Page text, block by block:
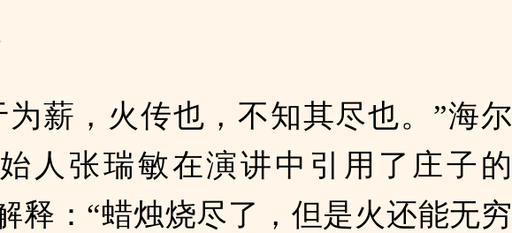
为薪，火传也，不知其尽也。”海尔
人张瑞敏在演讲中引用了庄子的
释：“蜡烛烧尽了，但是火还能无穷